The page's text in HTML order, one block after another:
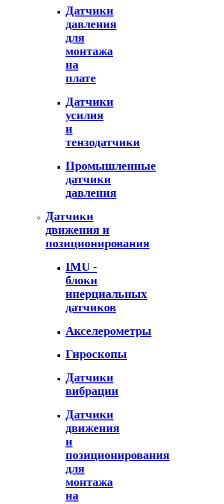
Датчики
давления
для
монтажа
на
плате
Датчики
усилия
и
тензодатчики
Промышленные
датчики
давления
Датчики
движения и
позиционирования
IMU -
блоки
инерциальных
датчиков
Акселерометры
Гироскопы
Датчики
вибрации
Датчики
движения
и
позиционирования
для
монтажа
на